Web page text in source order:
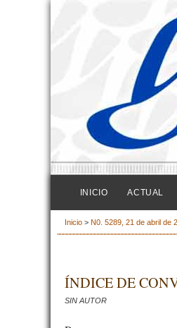
INICIO ACTUAL
Inicio > N0. 5289, 21 de abril de
ÍNDICE DE
SIN AUTOR